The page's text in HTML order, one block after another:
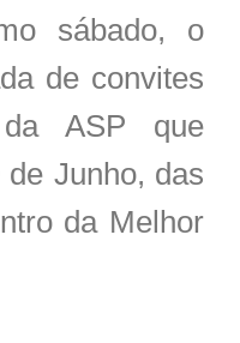
sábado, o
de convites
ASP que
Junho, das
da Melhor